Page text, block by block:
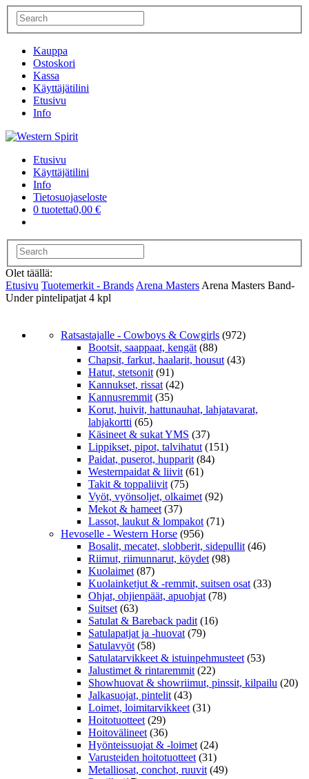
Kauppa
Ostoskori
Kassa
Käyttäjätilini
Etusivu
Info
Etusivu
Käyttäjätilini
Info
Tietosuojaseloste
0 tuotetta0,00 €
Olet täällä:
Etusivu Tuotemerkit - Brands Arena Masters Arena Masters Band-
Under pintelipatjat 4 kpl
Ratsastajalle - Cowboys & Cowgirls (972)
Bootsit, saappaat, kengät (88)
Chapsit, farkut, haalarit, housut (43)
Hatut, stetsonit (91)
Kannukset, rissat (42)
Kannusremmit (35)
Korut, huivit, hattunauhat, lahjatavarat,
lahjakortti (65)
Käsineet & sukat YMS (37)
Lippikset, pipot, talvihatut (151)
Paidat, puserot, hupparit (84)
Westernpaidat & liivit (61)
Takit & toppaliivit (75)
Vyöt, vyönsoljet, olkaimet (92)
Mekot & hameet (37)
Lassot, laukut & lompakot (71)
Hevoselle - Western Horse (956)
Bosalit, mecatet, slobberit, sidepullit (46)
Riimut, riimunnarut, köydet (98)
Kuolaimet (87)
Kuolainketjut & -remmit, suitsen osat (33)
Ohjat, ohjienpäät, apuohjat (78)
Suitset (63)
Satulat & Bareback padit (16)
Satulapatjat ja -huovat (79)
Satulavyöt (58)
Satulatarvikkeet & istuinpehmusteet (53)
Jalustimet & rintaremmit (22)
Showhuovat & showriimut, pinssit, kilpailu (20)
Jalkasuojat, pintelit (43)
Loimet, loimitarvikkeet (31)
Hoitotuotteet (29)
Hoitovälineet (36)
Hyönteissuojat & -loimet (24)
Varusteiden hoitotuotteet (31)
Metalliosat, conchot, ruuvit (49)